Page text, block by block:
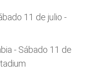
11 de julio -
- Sábado 11 de